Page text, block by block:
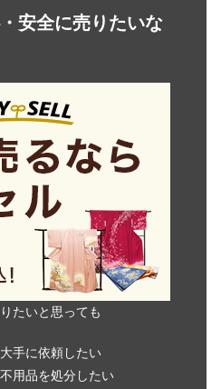
安全に売りたいな
たいと思っても
手に依頼したい
用品を処分したい